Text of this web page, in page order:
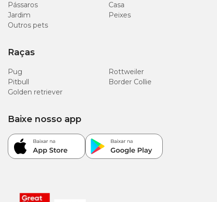
Pássaros
Casa
Jardim
Peixes
Outros pets
Raças
Pug
Rottweiler
Pitbull
Border Collie
Golden retriever
Baixe nosso app